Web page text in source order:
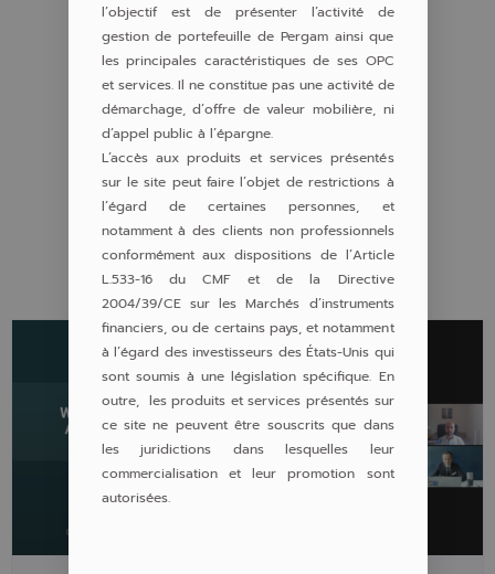
AUTRES ARTICLES
l’objectif est de présenter l’activité de
gestion de portefeuille de Pergam ainsi que
les principales caractéristiques de ses OPC
et services. Il ne constitue pas une activité de
démarchage, d’offre de valeur mobilière, ni
d’appel public à l’épargne.
L’accès aux produits et services présentés
sur le site peut faire l’objet de restrictions à
l’égard de certaines personnes, et
notamment à des clients non professionnels
conformément aux dispositions de l’Article
L.533-16 du CMF et de la Directive
2004/39/CE sur les Marchés d’instruments
financiers, ou de certains pays, et notamment
à l’égard des investisseurs des États-Unis qui
sont soumis à une législation spécifique. En
outre, les produits et services présentés sur
ce site ne peuvent être souscrits que dans
les juridictions dans lesquelles leur
commercialisation et leur promotion sont
autorisées.